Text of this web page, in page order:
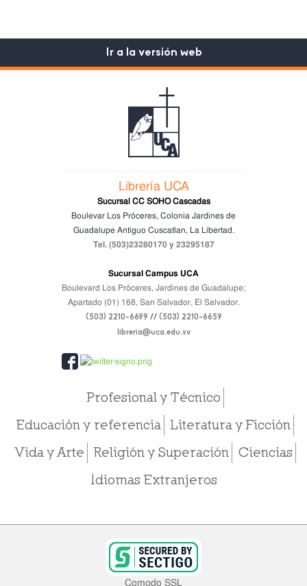
Ir a la versión web
Librería UCA
Sucursal CC SOHO Cascadas
Boulevar Los Próceres, Colonia Jardines de
GuadalupeAntiguo Cuscatlan, La Libertad.
Tel. (503)23280170 y 23295187
Sucursal Campus UCA
Boulevard Los Próceres, Jardines de Guadalupe;
Apartado (01) 168, San Salvador, El Salvador.
(503) 2210-6699 // (503) 2210-6659
libreria@uca.edu.sv
Profesional y Técnico
Educación y referencia
Literatura y Ficción
Vida y Arte
Religión y Superación
Ciencias
Idiomas Extranjeros
Comodo SSL